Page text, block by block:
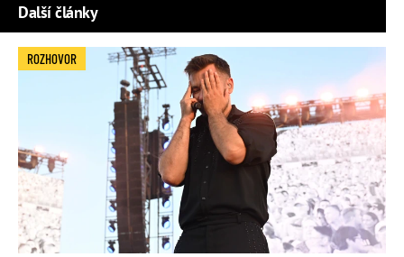
Další články
ROZHOVOR